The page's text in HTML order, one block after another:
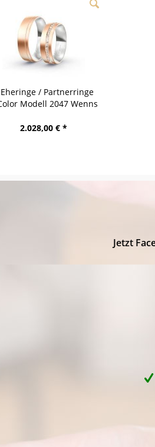
/ Partnerringe
Modell 2047 Wenns
2.028,00 € *
Jetzt